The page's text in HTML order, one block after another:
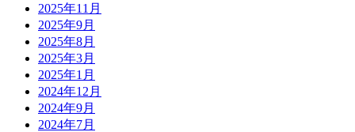
2025年11月
2025年9月
2025年8月
2025年3月
2025年1月
2024年12月
2024年9月
2024年7月